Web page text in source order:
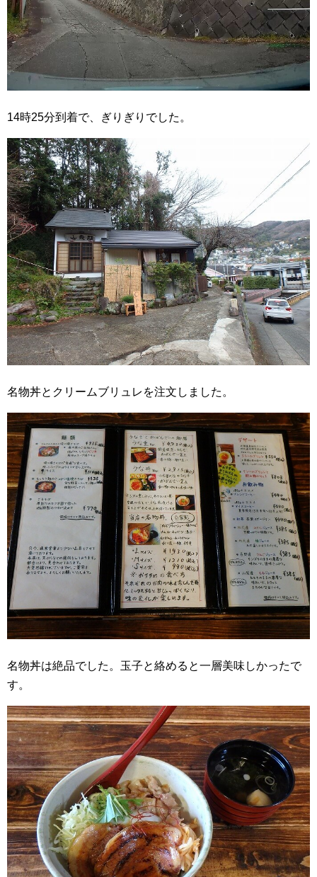
14時25分到着で、ぎりぎりでした。
名物丼とクリームブリュレを注文しました。
名物丼は絶品でした。玉子と絡めると一層美味しかったで
す。